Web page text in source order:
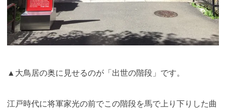
▲大鳥居の奥に見せるのが「出世の階段」です。
江戸時代に将軍家光の前でこの階段を馬で上り下りした曲